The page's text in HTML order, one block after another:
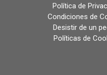
Política de
Condiciones de
Desistir de un
Políticas de